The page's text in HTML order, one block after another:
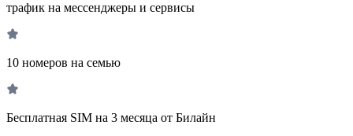
трафик на мессенджеры и сервисы
10 номеров на семью
Бесплатная SIM на 3 месяца от Билайн